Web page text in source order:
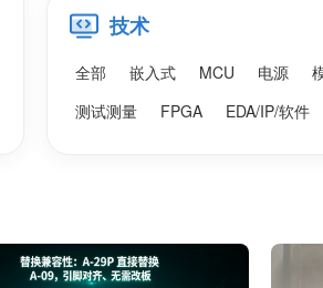
技术
全部 嵌入式 MCU 电源
测试测量
FPGA EDA/IP/软件